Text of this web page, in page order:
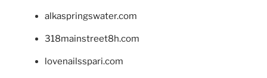
alkaspringswater.com
318mainstreet8h.com
lovenailsspari.com